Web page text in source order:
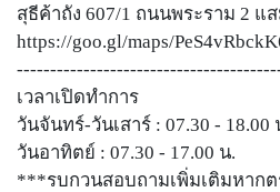
สุธีค้าถัง 607/1 ถนนพระราม 2 แ
https://goo.gl/maps/
เวลาเปิดทำการ
วันจันทร์-วันเสาร์ : 07.30 - 18.00
วันอาทิตย์ : 07.30 - 17.00 น.
***รบกวนสอบถามเพิ่มเติมหาก